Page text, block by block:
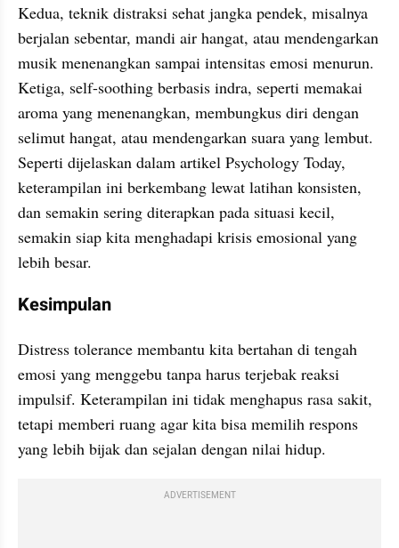
Kedua, teknik distraksi sehat jangka pendek, misalnya
berjalan sebentar, mandi air hangat, atau mendengarkan
musik menenangkan sampai intensitas emosi menurun.
Ketiga, self-soothing berbasis indra, seperti memakai
aroma yang menenangkan, membungkus diri dengan
selimut hangat, atau mendengarkan suara yang lembut.
Seperti dijelaskan dalam artikel Psychology Today,
keterampilan ini berkembang lewat latihan konsisten,
dan semakin sering diterapkan pada situasi kecil,
semakin siap kita menghadapi krisis emosional yang
lebih besar.
Kesimpulan
Distress tolerance membantu kita bertahan di tengah
emosi yang menggebu tanpa harus terjebak reaksi
impulsif. Keterampilan ini tidak menghapus rasa sakit,
tetapi memberi ruang agar kita bisa memilih respons
yang lebih bijak dan sejalan dengan nilai hidup.
ADVERTISEMENT